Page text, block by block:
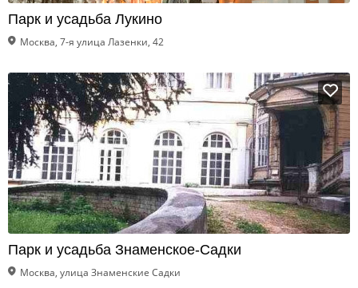
Парк и усадьба Лукино
Москва, 7-я улица Лазенки, 42
Парк и усадьба Знаменское-Садки
Москва, улица Знаменские Садки